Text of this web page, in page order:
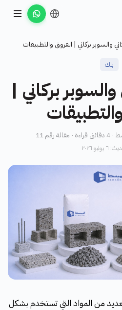
والسوبر بركاني | الفروق والتطبيقات
بلك
والسوبر بركاني |
٢٠٢٦
العديد من المواد التي تستخدم بشكل